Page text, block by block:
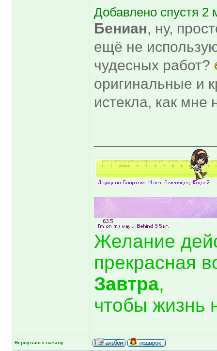
Добавлено спустя 2
Бениан, ну,
ещё не
чудесных работ?
оригинальные и
истекла, как мне
Желание
прекрасная
Завтра,
чтобы жизнь
Вернуться к началу